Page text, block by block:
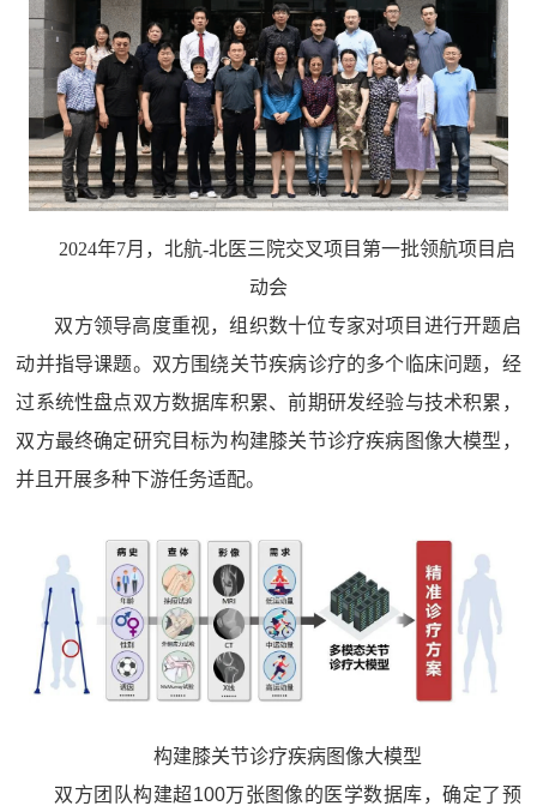
2024年7月，北航-北医三院交叉项目第一批领航项目启
动会
双方领导高度重视，组织数十位专家对项目进行开题启
动并指导课题。双方围绕关节疾病诊疗的多个临床问题，经
过系统性盘点双方数据库积累、前期研发经验与技术积累，
双方最终确定研究目标为构建膝关节诊疗疾病图像大模型，
并且开展多种下游任务适配。
构建膝关节诊疗疾病图像大模型
双方团队构建超100万张图像的医学数据库，确定了预